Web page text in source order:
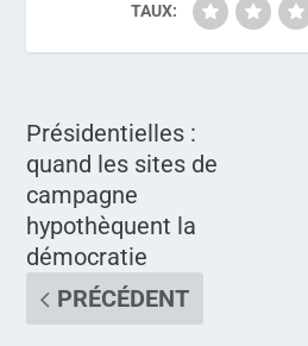
TAUX:
Présidentielles :
quand les sites de
campagne
hypothèquent la
démocratie
PRÉCÉDENT